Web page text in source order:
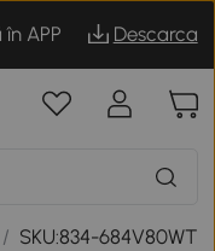
APP Descarca
/ SKU:834-684V80WT